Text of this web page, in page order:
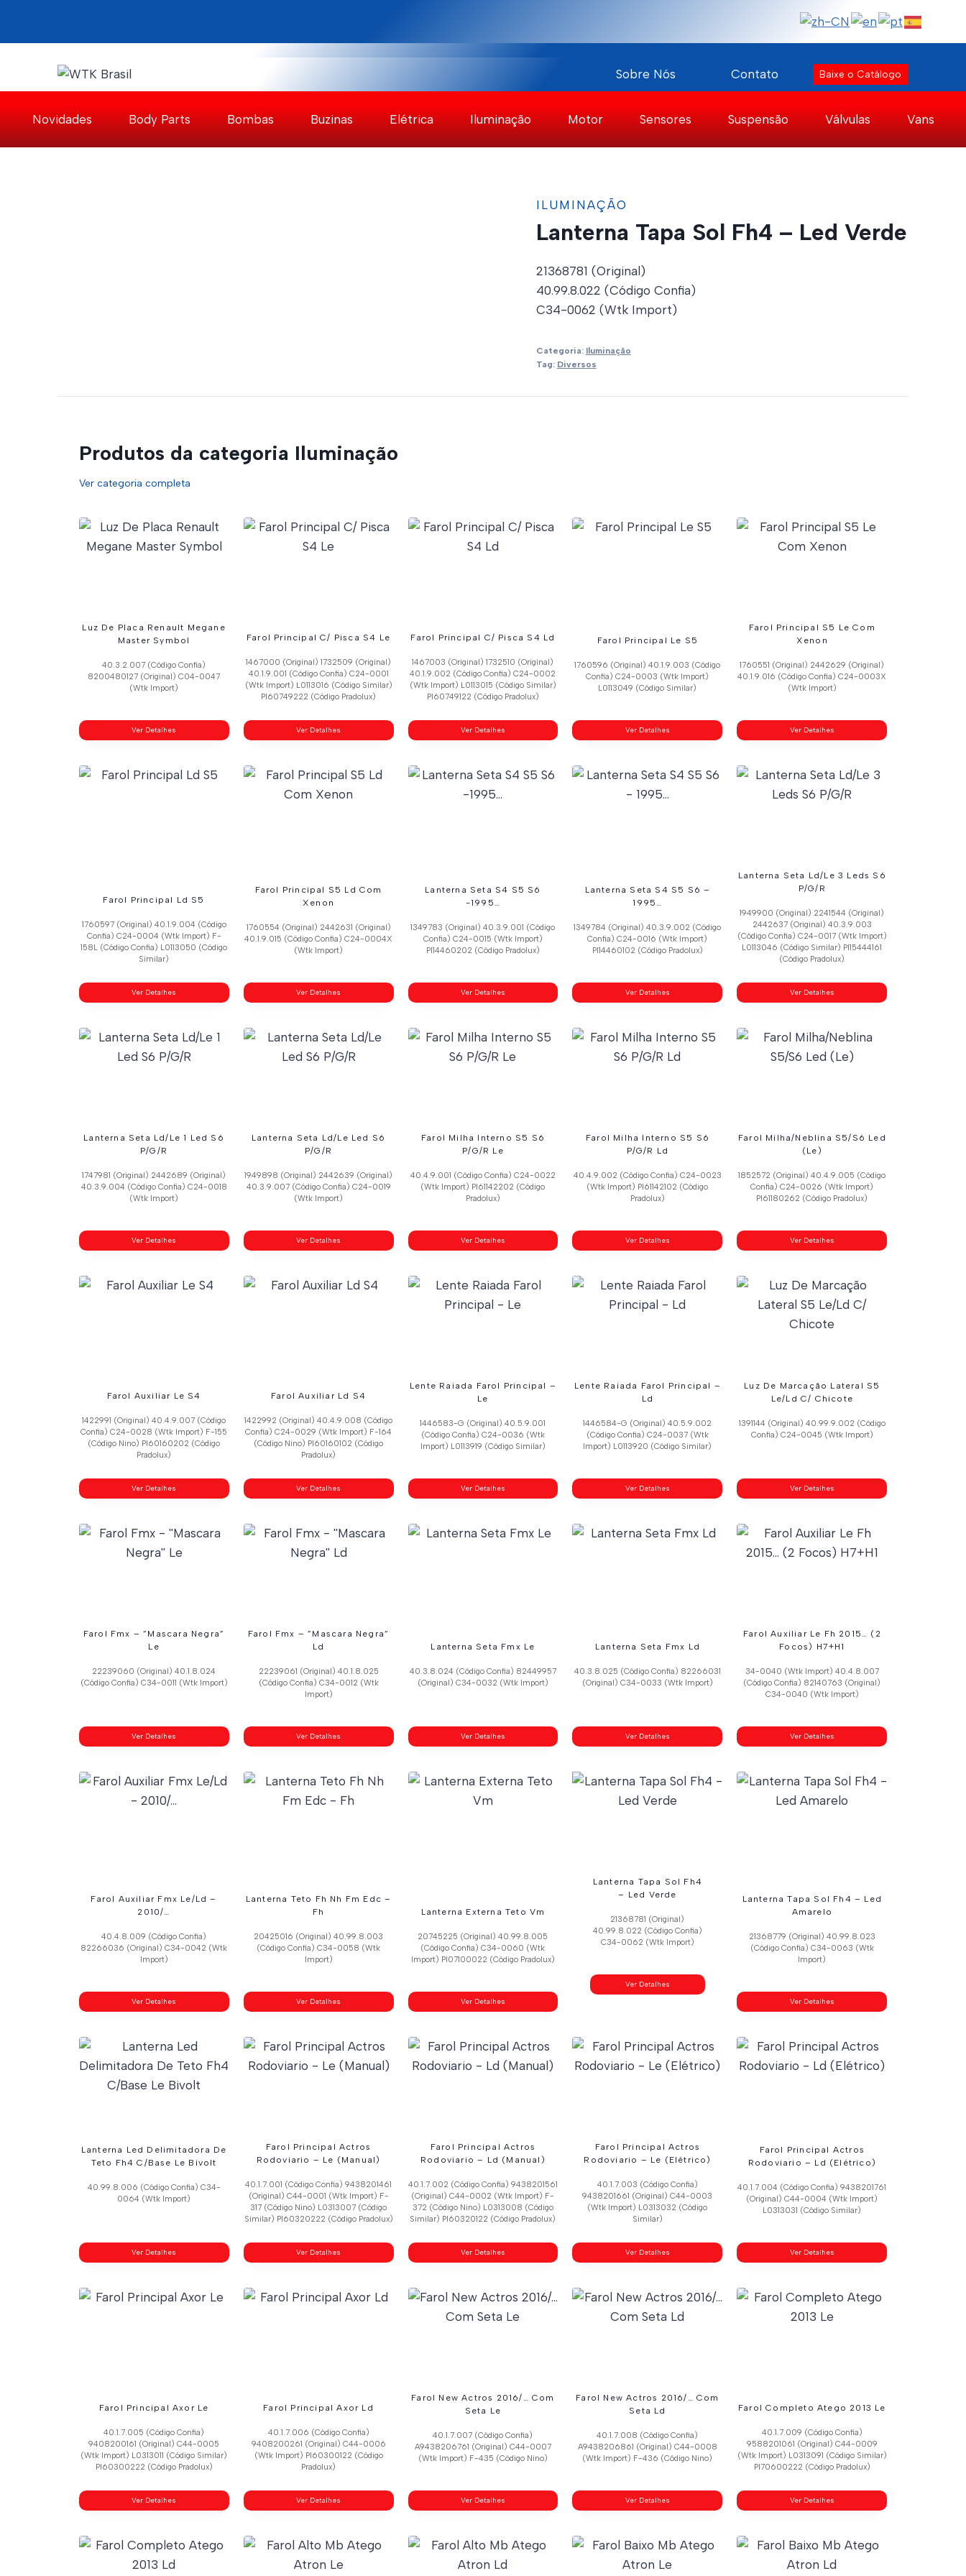
o
Sobre Nós Contato Baixe o Catálogo
Novidades Body Parts Bombas Buzinas Elétrica Iluminação Motor Sensores Suspensão Válvulas Vans
ILUMINAÇÃO
Lanterna Tapa Sol Fh4 – Led Verde
21368781 (Original)
40.99.8.022 (Código Confia)
C34-0062 (Wtk Import)
Categoria: Iluminação
Tag: Diversos
Produtos da categoria Iluminação
Ver categoria completa
Luz De Placa Renault Megane
Master Symbol
40.3.2.007 (Código Confia)
8200480127 (Original) C04-0047
(Wtk Import)
Ver Detalhes
Farol Principal C/ Pisca S4 Le
1467000 (Original) 1732509 (Original)
40.1.9.001 (Código Confia) C24-0001
(Wtk Import) L0113016 (Código Similar)
Pl60749222 (Código Pradolux)
Ver Detalhes
Farol Principal C/ Pisca S4 Ld
1467003 (Original) 1732510 (Original)
40.1.9.002 (Código Confia) C24-0002
(Wtk Import) L0113015 (Código Similar)
Pl60749122 (Código Pradolux)
Ver Detalhes
Farol Principal Le S5
1760596 (Original) 40.1.9.003 (Código
Confia) C24-0003 (Wtk Import)
L0113049 (Código Similar)
Ver Detalhes
Farol Principal S5 Le Com
Xenon
1760551 (Original) 2442629 (Original)
40.1.9.016 (Código Confia) C24-0003X
(Wtk Import)
Ver Detalhes
Farol Principal Ld S5
1760597 (Original) 40.1.9.004 (Código
Confia) C24-0004 (Wtk Import) F-
158L (Código Confia) L0113050 (Código
Similar)
Ver Detalhes
Farol Principal S5 Ld Com
Xenon
1760554 (Original) 2442631 (Original)
40.1.9.015 (Código Confia) C24-0004X
(Wtk Import)
Ver Detalhes
Lanterna Seta S4 S5 S6
-1995…
1349783 (Original) 40.3.9.001 (Código
Confia) C24-0015 (Wtk Import)
Pl14460202 (Código Pradolux)
Ver Detalhes
Lanterna Seta S4 S5 S6 –
1995…
1349784 (Original) 40.3.9.002 (Código
Confia) C24-0016 (Wtk Import)
Pl14460102 (Código Pradolux)
Ver Detalhes
Lanterna Seta Ld/Le 3 Leds S6
P/G/R
1949900 (Original) 2241544 (Original)
2442637 (Original) 40.3.9.003
(Código Confia) C24-0017 (Wtk Import)
L0113046 (Código Similar) Pl15444161
(Código Pradolux)
Ver Detalhes
Lanterna Seta Ld/Le 1 Led S6
P/G/R
1747981 (Original) 2442689 (Original)
40.3.9.004 (Código Confia) C24-0018
(Wtk Import)
Ver Detalhes
Lanterna Seta Ld/Le Led S6
P/G/R
1949898 (Original) 2442639 (Original)
40.3.9.007 (Código Confia) C24-0019
(Wtk Import)
Ver Detalhes
Farol Milha Interno S5 S6
P/G/R Le
40.4.9.001 (Código Confia) C24-0022
(Wtk Import) Pl61142202 (Código
Pradolux)
Ver Detalhes
Farol Milha Interno S5 S6
P/G/R Ld
40.4.9.002 (Código Confia) C24-0023
(Wtk Import) Pl61142102 (Código
Pradolux)
Ver Detalhes
Farol Milha/Neblina S5/S6 Led
(Le)
1852572 (Original) 40.4.9.005 (Código
Confia) C24-0026 (Wtk Import)
Pl61180262 (Código Pradolux)
Ver Detalhes
Farol Auxiliar Le S4
1422991 (Original) 40.4.9.007 (Código
Confia) C24-0028 (Wtk Import) F-155
(Código Nino) Pl60160202 (Código
Pradolux)
Ver Detalhes
Farol Auxiliar Ld S4
1422992 (Original) 40.4.9.008 (Código
Confia) C24-0029 (Wtk Import) F-164
(Código Nino) Pl60160102 (Código
Pradolux)
Ver Detalhes
Lente Raiada Farol Principal –
Le
1446583-G (Original) 40.5.9.001
(Código Confia) C24-0036 (Wtk
Import) L0113919 (Código Similar)
Ver Detalhes
Lente Raiada Farol Principal –
Ld
1446584-G (Original) 40.5.9.002
(Código Confia) C24-0037 (Wtk
Import) L0113920 (Código Similar)
Ver Detalhes
Luz De Marcação Lateral S5
Le/Ld C/ Chicote
1391144 (Original) 40.99.9.002 (Código
Confia) C24-0045 (Wtk Import)
Ver Detalhes
Farol Fmx – ”Mascara Negra”
Le
22239060 (Original) 40.1.8.024
(Código Confia) C34-0011 (Wtk Import)
Ver Detalhes
Farol Fmx – ”Mascara Negra”
Ld
22239061 (Original) 40.1.8.025
(Código Confia) C34-0012 (Wtk
Import)
Ver Detalhes
Lanterna Seta Fmx Le
40.3.8.024 (Código Confia) 82449957
(Original) C34-0032 (Wtk Import)
Ver Detalhes
Lanterna Seta Fmx Ld
40.3.8.025 (Código Confia) 82266031
(Original) C34-0033 (Wtk Import)
Ver Detalhes
Farol Auxiliar Le Fh 2015… (2
Focos) H7+H1
34-0040 (Wtk Import) 40.4.8.007
(Código Confia) 82140763 (Original)
C34-0040 (Wtk Import)
Ver Detalhes
Farol Auxiliar Fmx Le/Ld –
2010/…
40.4.8.009 (Código Confia)
82266036 (Original) C34-0042 (Wtk
Import)
Ver Detalhes
Lanterna Teto Fh Nh Fm Edc –
Fh
20425016 (Original) 40.99.8.003
(Código Confia) C34-0058 (Wtk
Import)
Ver Detalhes
Lanterna Externa Teto Vm
20745225 (Original) 40.99.8.005
(Código Confia) C34-0060 (Wtk
Import) Pl07100022 (Código Pradolux)
Ver Detalhes
Lanterna Tapa Sol Fh4
– Led Verde
21368781 (Original)
40.99.8.022 (Código Confia)
C34-0062 (Wtk Import)
Ver Detalhes
Lanterna Tapa Sol Fh4 – Led
Amarelo
21368779 (Original) 40.99.8.023
(Código Confia) C34-0063 (Wtk
Import)
Ver Detalhes
Lanterna Led Delimitadora De
Teto Fh4 C/Base Le Bivolt
40.99.8.006 (Código Confia) C34-
0064 (Wtk Import)
Ver Detalhes
Farol Principal Actros
Rodoviario – Le (Manual)
40.1.7.001 (Código Confia) 9438201461
(Original) C44-0001 (Wtk Import) F-
317 (Código Nino) L0313007 (Código
Similar) Pl60320222 (Código Pradolux)
Ver Detalhes
Farol Principal Actros
Rodoviario – Ld (Manual)
40.1.7.002 (Código Confia) 9438201561
(Original) C44-0002 (Wtk Import) F-
372 (Código Nino) L0313008 (Código
Similar) Pl60320122 (Código Pradolux)
Ver Detalhes
Farol Principal Actros
Rodoviario – Le (Elétrico)
40.1.7.003 (Código Confia)
9438201661 (Original) C44-0003
(Wtk Import) L0313032 (Código
Similar)
Ver Detalhes
Farol Principal Actros
Rodoviario – Ld (Elétrico)
40.1.7.004 (Código Confia) 9438201761
(Original) C44-0004 (Wtk Import)
L0313031 (Código Similar)
Ver Detalhes
Farol Principal Axor Le
40.1.7.005 (Código Confia)
9408200161 (Original) C44-0005
(Wtk Import) L0313011 (Código Similar)
Pl60300222 (Código Pradolux)
Ver Detalhes
Farol Principal Axor Ld
40.1.7.006 (Código Confia)
9408200261 (Original) C44-0006
(Wtk Import) Pl60300122 (Código
Pradolux)
Ver Detalhes
Farol New Actros 2016/… Com
Seta Le
40.1.7.007 (Código Confia)
A9438206761 (Original) C44-0007
(Wtk Import) F-435 (Código Nino)
Ver Detalhes
Farol New Actros 2016/… Com
Seta Ld
40.1.7.008 (Código Confia)
A9438206861 (Original) C44-0008
(Wtk Import) F-436 (Código Nino)
Ver Detalhes
Farol Completo Atego 2013 Le
40.1.7.009 (Código Confia)
9588201061 (Original) C44-0009
(Wtk Import) L0313091 (Código Similar)
Pl70600222 (Código Pradolux)
Ver Detalhes